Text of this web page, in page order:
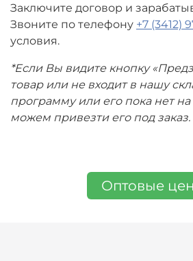
Заключите договор и
Звоните по телефону +7 (3412)
условия.
*Если Вы видите кнопку
товар или не входит в нашу
программу или его пока нет
можем привезти его под заказ.
Оптовые